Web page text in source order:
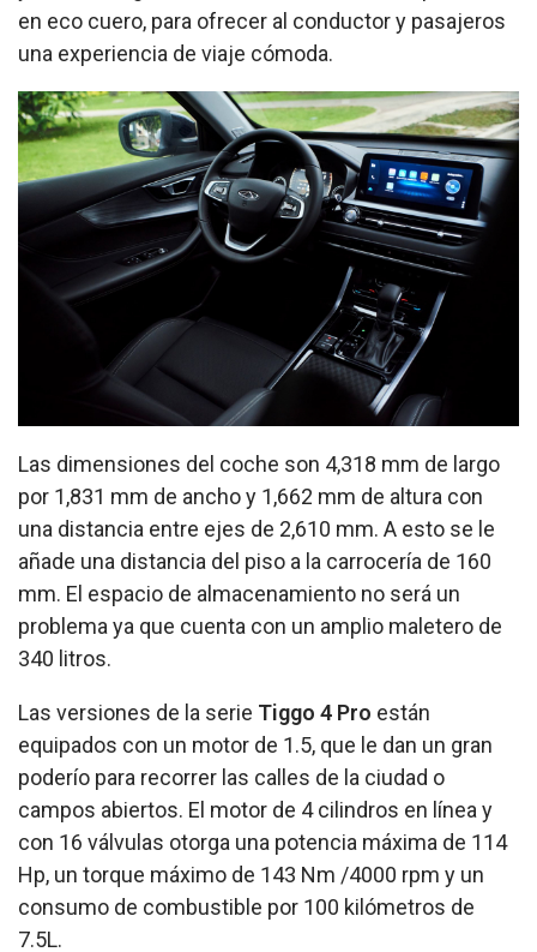
en eco cuero, para ofrecer al conductor y pasajeros
una experiencia de viaje cómoda.
Las dimensiones del coche son 4,318 mm de largo
por 1,831 mm de ancho y 1,662 mm de altura con
una distancia entre ejes de 2,610 mm. A esto se le
añade una distancia del piso a la carrocería de 160
mm. El espacio de almacenamiento no será un
problema ya que cuenta con un amplio maletero de
340 litros.
Las versiones de la serie Tiggo 4 Pro están
equipados con un motor de 1.5, que le dan un gran
poderío para recorrer las calles de la ciudad o
campos abiertos. El motor de 4 cilindros en línea y
con 16 válvulas otorga una potencia máxima de 114
Hp, un torque máximo de 143 Nm /4000 rpm y un
consumo de combustible por 100 kilómetros de
7.5L.